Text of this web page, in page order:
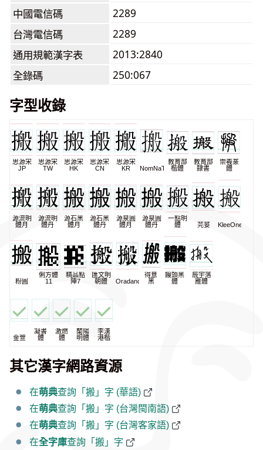
中國電信碼
2289
台灣電信碼
2289
通用規範漢字表
2013:2840
全錄碼
250:067
字型收錄
思源宋
JP
思源宋
TW
思源宋
HK
思源宋
CN
思源宋
KR
NomNaTong
教育部
楷體
教育部
隸書
崇羲篆
體
源流明
體月
源流明
體丹
源石黑
體月
源石黑
體丹
源泉圓
體月
源泉圓
體丹
一點明
體
芫荽 KleeOne
粉圓
俐方體
11
精品點
陣7
匯文明
朝體
Oradano
得意
黑
饅頭黑
體
辰宇落
雁體
金萱
凝書
體
激燃
體
蘭陽
明體
李漢
港楷
其它漢字網路資源
在萌典查詢「搬」字 (華語)
在萌典查詢「搬」字 (台灣閩南語)
在萌典查詢「搬」字 (台灣客家語)
在全字庫查詢「搬」字